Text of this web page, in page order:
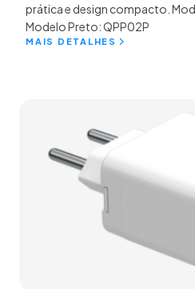
prática e design compacto.
Modelo Preto: QPP02P
MAIS DETALHES